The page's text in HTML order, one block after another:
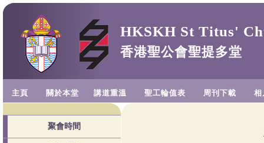
HKSKH St Titus'
香港聖公會聖提多堂
主頁 關於本堂 講道重溫 聖工輪值表 周刊下載 相
聚會時間